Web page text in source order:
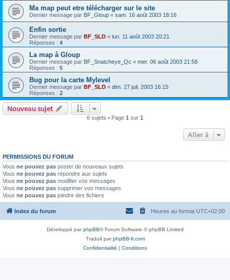
Ma map peut etre télécharger sur le site
Dernier message par BF_Gloup « sam. 16 août 2003 18:16
Enfin sortie
Dernier message par BF_SLD « lun. 11 août 2003 20:21
Réponses : 4
La map à Gloup
Dernier message par BF_Snatcheye_Qc « mer. 06 août 2003 21:58
Réponses : 5
Bug pour la carte Mylevel
Dernier message par BF_SLD « dim. 27 juil. 2003 16:15
Réponses : 2
Nouveau sujet
6 sujets • Page 1 sur 1
Aller à
PERMISSIONS DU FORUM
Vous ne pouvez pas poster de nouveaux sujets
Vous ne pouvez pas répondre aux sujets
Vous ne pouvez pas modifier vos messages
Vous ne pouvez pas supprimer vos messages
Vous ne pouvez pas joindre des fichiers
Index du forum Heures au format UTC+02:00
Développé parphpBB® Forum Software © phpBB Limited
Traduit parphpBB-fr.com
Confidentialité | Conditions